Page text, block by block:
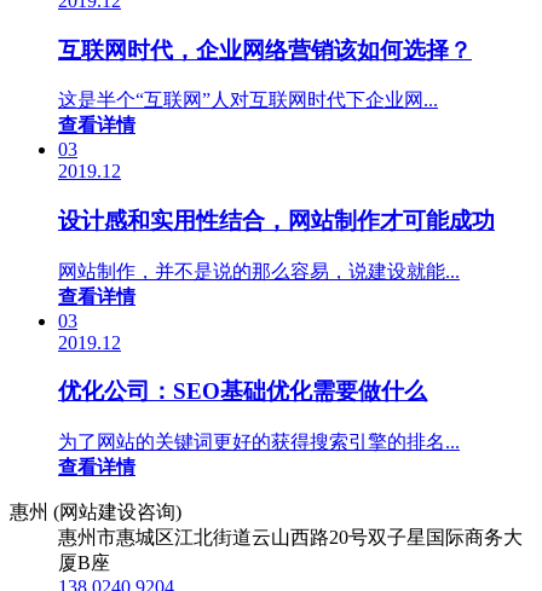
互联网时代，企业网络营销该如何选择？
这是半个“互联网”人对互联网时代下企业网...
查看详情
03
2019.12
设计感和实用性结合，网站制作才可能成功
网站制作，并不是说的那么容易，说建设就能...
查看详情
03
2019.12
优化公司：SEO基础优化需要做什么
为了网站的关键词更好的获得搜索引擎的排名...
查看详情
惠州 (网站建设咨询)
惠州市惠城区江北街道云山西路20号双子星国际商务大
厦B座